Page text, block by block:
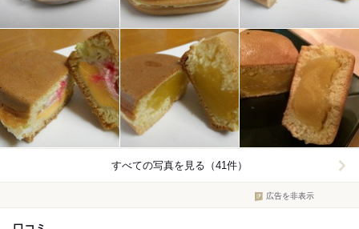
すべての写真を見る（41件）
広告を非表示